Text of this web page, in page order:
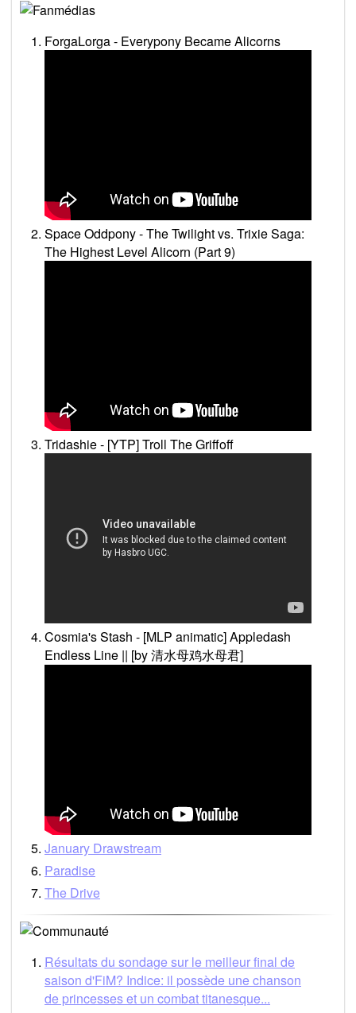
ForgaLorga - Everypony Became Alicorns
Space Oddpony - The Twilight vs. Trixie Saga:
The Highest Level Alicorn (Part 9)
Tridashie - [YTP] Troll The Griffoff
Cosmia's Stash - [MLP animatic] Appledash
Endless Line || [by 清水母鸡水母君]
January Drawstream
Paradise
The Drive
Résultats du sondage sur le meilleur final de
saison d'FiM? Indice: il possède une chanson
de princesses et un combat titanesque...